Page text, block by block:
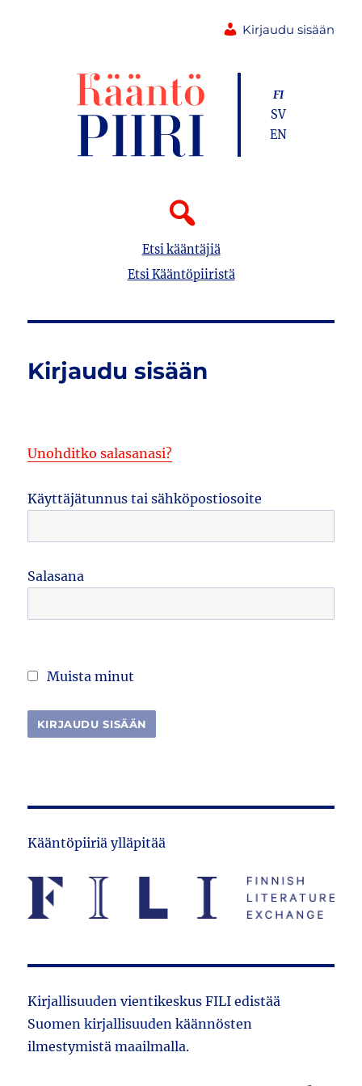
Kirjaudu sisään
Etsi kääntäjiä
Etsi Kääntöpiiristä
FI
SV
EN
Kirjaudu sisään
Unohditko salasanasi?
Käyttäjätunnus tai sähköpostiosoite
Salasana
Muista minut
Kääntöpiiriä ylläpitää
Kirjallisuuden vientikeskus FILI edistää
Suomen kirjallisuuden käännösten
ilmestymistä maailmalla.